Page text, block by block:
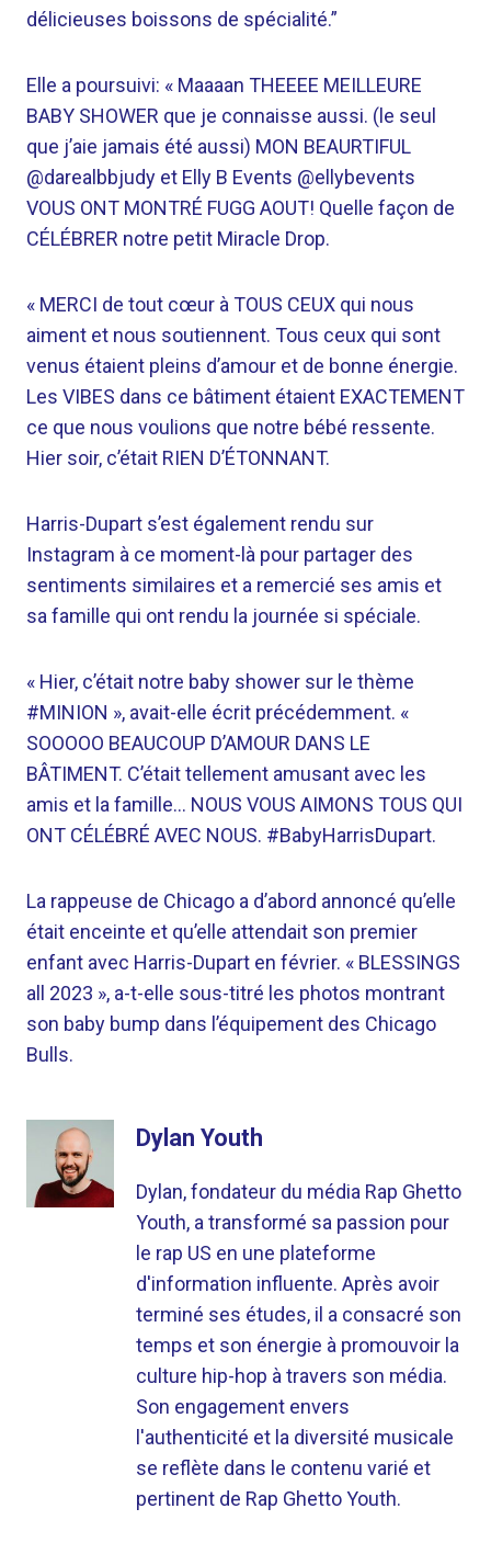
délicieuses boissons de spécialité.”
Elle a poursuivi: « Maaaan THEEEE MEILLEURE
BABY SHOWER que je connaisse aussi. (le seul
que j’aie jamais été aussi) MON BEAURTIFUL
@darealbbjudy et Elly B Events @ellybevents
VOUS ONT MONTRÉ FUGG AOUT! Quelle façon de
CÉLÉBRER notre petit Miracle Drop.
« MERCI de tout cœur à TOUS CEUX qui nous
aiment et nous soutiennent. Tous ceux qui sont
venus étaient pleins d’amour et de bonne énergie.
Les VIBES dans ce bâtiment étaient EXACTEMENT
ce que nous voulions que notre bébé ressente.
Hier soir, c’était RIEN D’ÉTONNANT.
Harris-Dupart s’est également rendu sur
Instagram à ce moment-là pour partager des
sentiments similaires et a remercié ses amis et
sa famille qui ont rendu la journée si spéciale.
« Hier, c’était notre baby shower sur le thème
#MINION », avait-elle écrit précédemment. «
SOOOOO BEAUCOUP D’AMOUR DANS LE
BÂTIMENT. C’était tellement amusant avec les
amis et la famille… NOUS VOUS AIMONS TOUS QUI
ONT CÉLÉBRÉ AVEC NOUS. #BabyHarrisDupart.
La rappeuse de Chicago a d’abord annoncé qu’elle
était enceinte et qu’elle attendait son premier
enfant avec Harris-Dupart en février. « BLESSINGS
all 2023 », a-t-elle sous-titré les photos montrant
son baby bump dans l’équipement des Chicago
Bulls.
Dylan Youth
Dylan, fondateur du média Rap Ghetto
Youth, a transformé sa passion pour
le rap US en une plateforme
d'information influente. Après avoir
terminé ses études, il a consacré son
temps et son énergie à promouvoir la
culture hip-hop à travers son média.
Son engagement envers
l'authenticité et la diversité musicale
se reflète dans le contenu varié et
pertinent de Rap Ghetto Youth.